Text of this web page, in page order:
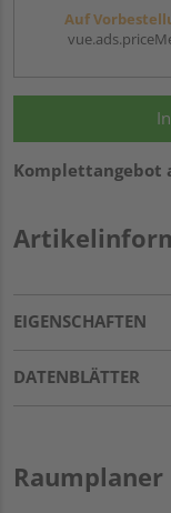
Auf
Komplettangebot
EIGENSCHAFTEN
DATENBLÄTTER
Raumplaner